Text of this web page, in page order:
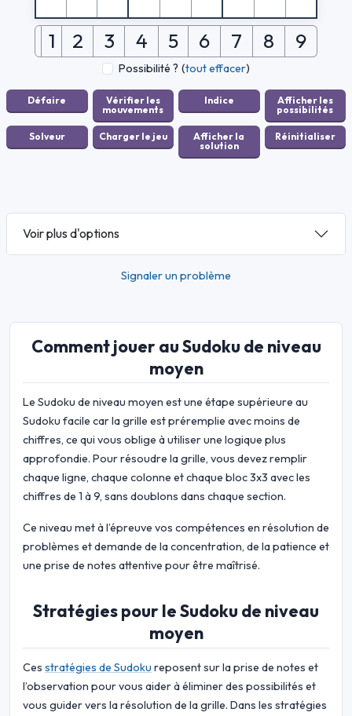
1 2 3 4 5 6 7 8 9
Possibilité ? (tout effacer)
Voir plus d'options
Signaler un problème
Comment jouer au Sudoku de niveau
moyen
Le Sudoku de niveau moyen est une étape supérieure au
Sudoku facile car la grille est préremplie avec moins de
chiffres, ce qui vous oblige à utiliser une logique plus
approfondie. Pour résoudre la grille, vous devez remplir
chaque ligne, chaque colonne et chaque bloc 3x3 avec les
chiffres de 1 à 9, sans doublons dans chaque section.
Ce niveau met à l’épreuve vos compétences en résolution de
problèmes et demande de la concentration, de la patience et
une prise de notes attentive pour être maîtrisé.
Stratégies pour le Sudoku de niveau
moyen
Ces stratégies de Sudoku reposent sur la prise de notes et
l’observation pour vous aider à éliminer des possibilités et
vous guider vers la résolution de la grille. Dans les stratégies